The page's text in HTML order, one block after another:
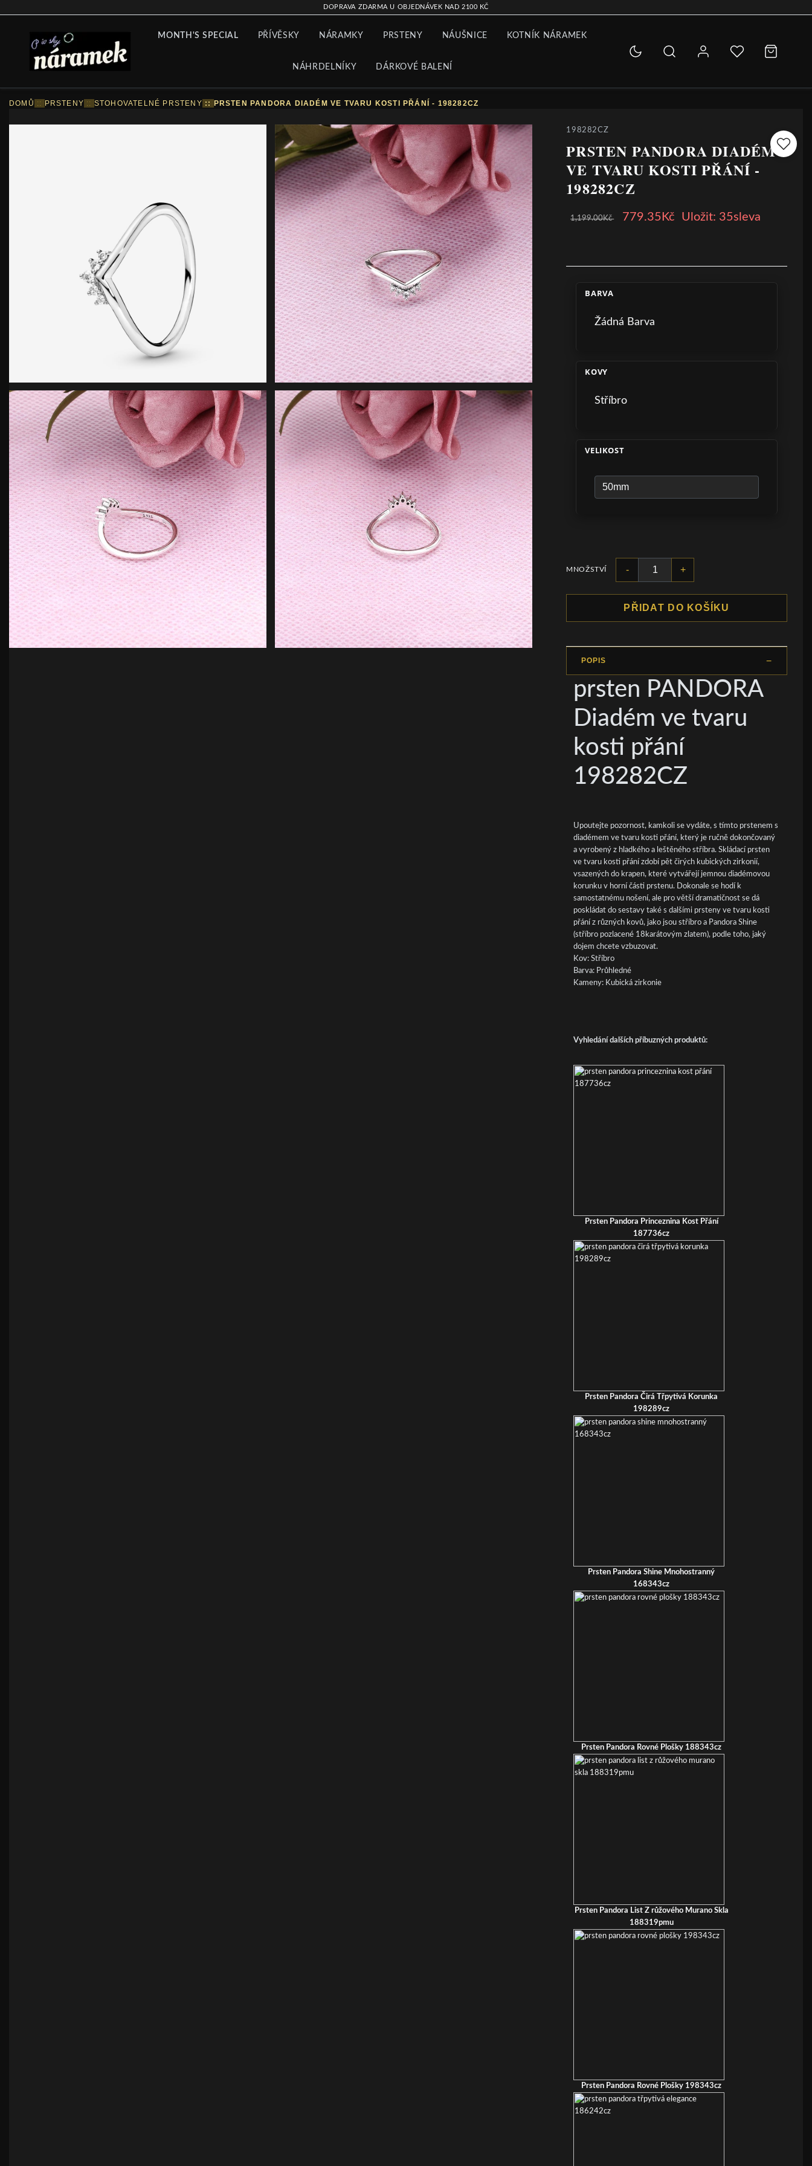
DOPRAVA ZDARMA U OBJEDNÁVEK NAD 2100 KČ
MONTH'S SPECIAL PŘÍVĚSKY NÁRAMKY PRSTENY NÁUŠNICE KOTNÍK NÁRAMEK
NÁHRDELNÍKY DÁRKOVÉ BALENÍ
DOMŮ :: PRSTENY :: STOHOVATELNÉ PRSTENY :: PRSTEN PANDORA DIADÉM VE TVARU KOSTI PŘÁNÍ - 198282CZ
198282CZ
PRSTEN PANDORA DIADÉM
VE TVARU KOSTI PŘÁNÍ -
198282CZ
1,199.00Kč 779.35Kč Uložit: 35sleva
BARVA
Žádná Barva
KOVY
Stříbro
VELIKOST
MNOŽSTVÍ - +
PŘIDAT DO KOŠÍKU
POPIS
prsten PANDORA
Diadém ve tvaru
kosti přání
198282CZ
Upoutejte pozornost, kamkoli se vydáte, s tímto prstenem s
diadémem ve tvaru kosti přání, který je ručně dokončovaný
a vyrobený z hladkého a leštěného stříbra. Skládací prsten
ve tvaru kosti přání zdobí pět čirých kubických zirkonií,
vsazených do krapen, které vytvářejí jemnou diadémovou
korunku v horní části prstenu. Dokonale se hodí k
samostatnému nošení, ale pro větší dramatičnost se dá
poskládat do sestavy také s dalšími prsteny ve tvaru kosti
přání z různých kovů, jako jsou stříbro a Pandora Shine
(stříbro pozlacené 18karátovým zlatem), podle toho, jaký
dojem chcete vzbuzovat.
Kov: Stříbro
Barva: Průhledné
Kameny: Kubická zirkonie
Vyhledání dalších příbuzných produktů:
Prsten Pandora Princeznina Kost Přání
187736cz
Prsten Pandora Čirá Třpytivá Korunka
198289cz
Prsten Pandora Shine Mnohostranný
168343cz
Prsten Pandora Rovné Plošky 188343cz
Prsten Pandora List Z růžového Murano Skla
188319pmu
Prsten Pandora Rovné Plošky 198343cz